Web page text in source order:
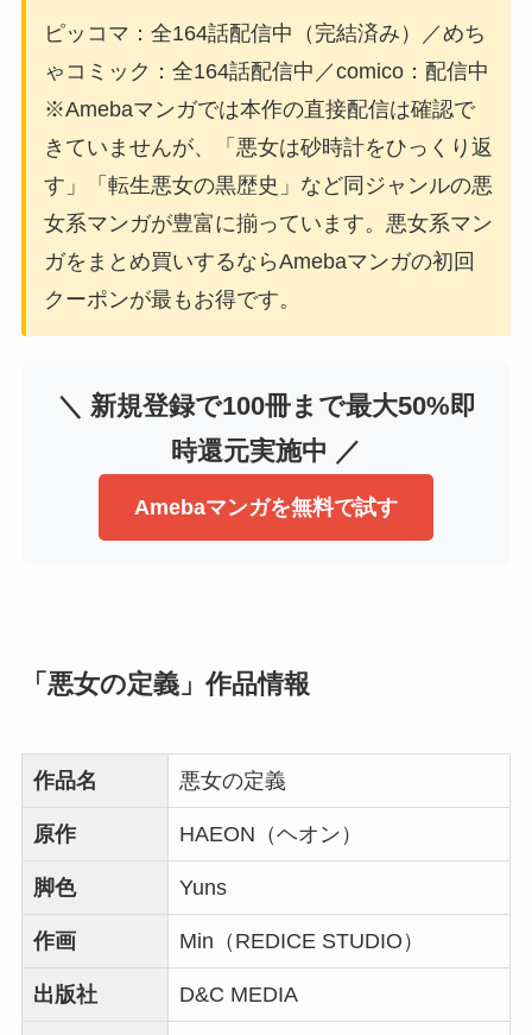
ピッコマ：全164話配信中（完結済み）／めち
ゃコミック：全164話配信中／comico：配信中
※Amebaマンガでは本作の直接配信は確認で
きていませんが、「悪女は砂時計をひっくり返
す」「転生悪女の黒歴史」など同ジャンルの悪
女系マンガが豊富に揃っています。悪女系マン
ガをまとめ買いするならAmebaマンガの初回
クーポンが最もお得です。
＼ 新規登録で100冊まで最大50%即
時還元実施中 ／
Amebaマンガを無料で試す
「悪女の定義」作品情報
作品名 悪女の定義
原作 HAEON（ヘオン）
脚色 Yuns
作画 Min（REDICE STUDIO）
出版社 D&C MEDIA